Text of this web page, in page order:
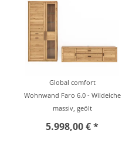
Global comfort
Wohnwand Faro 6.0 - Wildeiche
massiv, geölt
5.998,00 € *